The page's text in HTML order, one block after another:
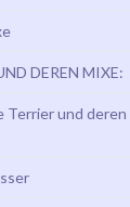
DEREN MIXE:
Terrier und deren